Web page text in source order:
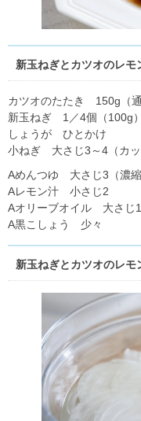
新玉ねぎとカツオのレモ
カツオのたたき 150g（通
新玉ねぎ 1／4個（100g）
しょうが ひとかけ
小ねぎ 大さじ3～4（カッ
Aめんつゆ 大さじ3（濃縮
Aレモン汁 小さじ2
Aオリーブオイル 大さじ1
A黒こしょう 少々
新玉ねぎとカツオのレ